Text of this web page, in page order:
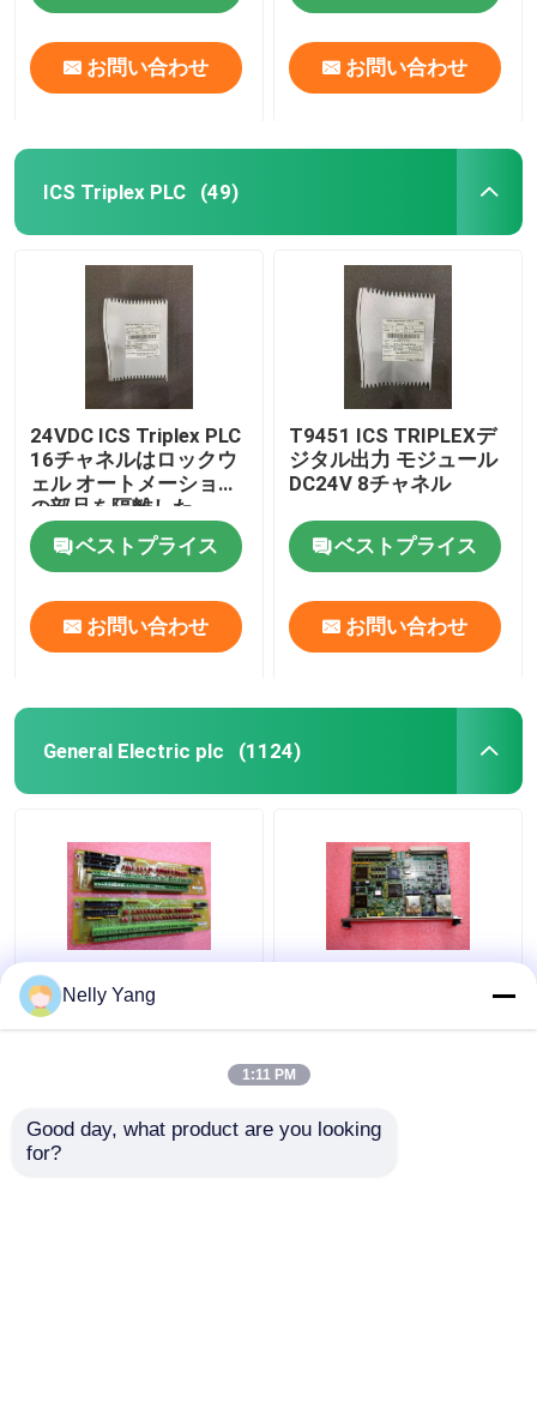
お問い合わせ お問い合わせ
ICS Triplex PLC (49)
24VDC ICS Triplex PLC
16チャネルはロックウ
ェル オートメーション
の部品を隔離した
ベストプライス
お問い合わせ
T9451 ICS TRIPLEXデ
ジタル出力 モジュール
DC24V 8チャネル
ベストプライス
お問い合わせ
General Electric plc (1124)
DS200SIOBH1A
General Electric PLC
Nelly Yang
1:11 PM
Good day, what product are you looking
for?